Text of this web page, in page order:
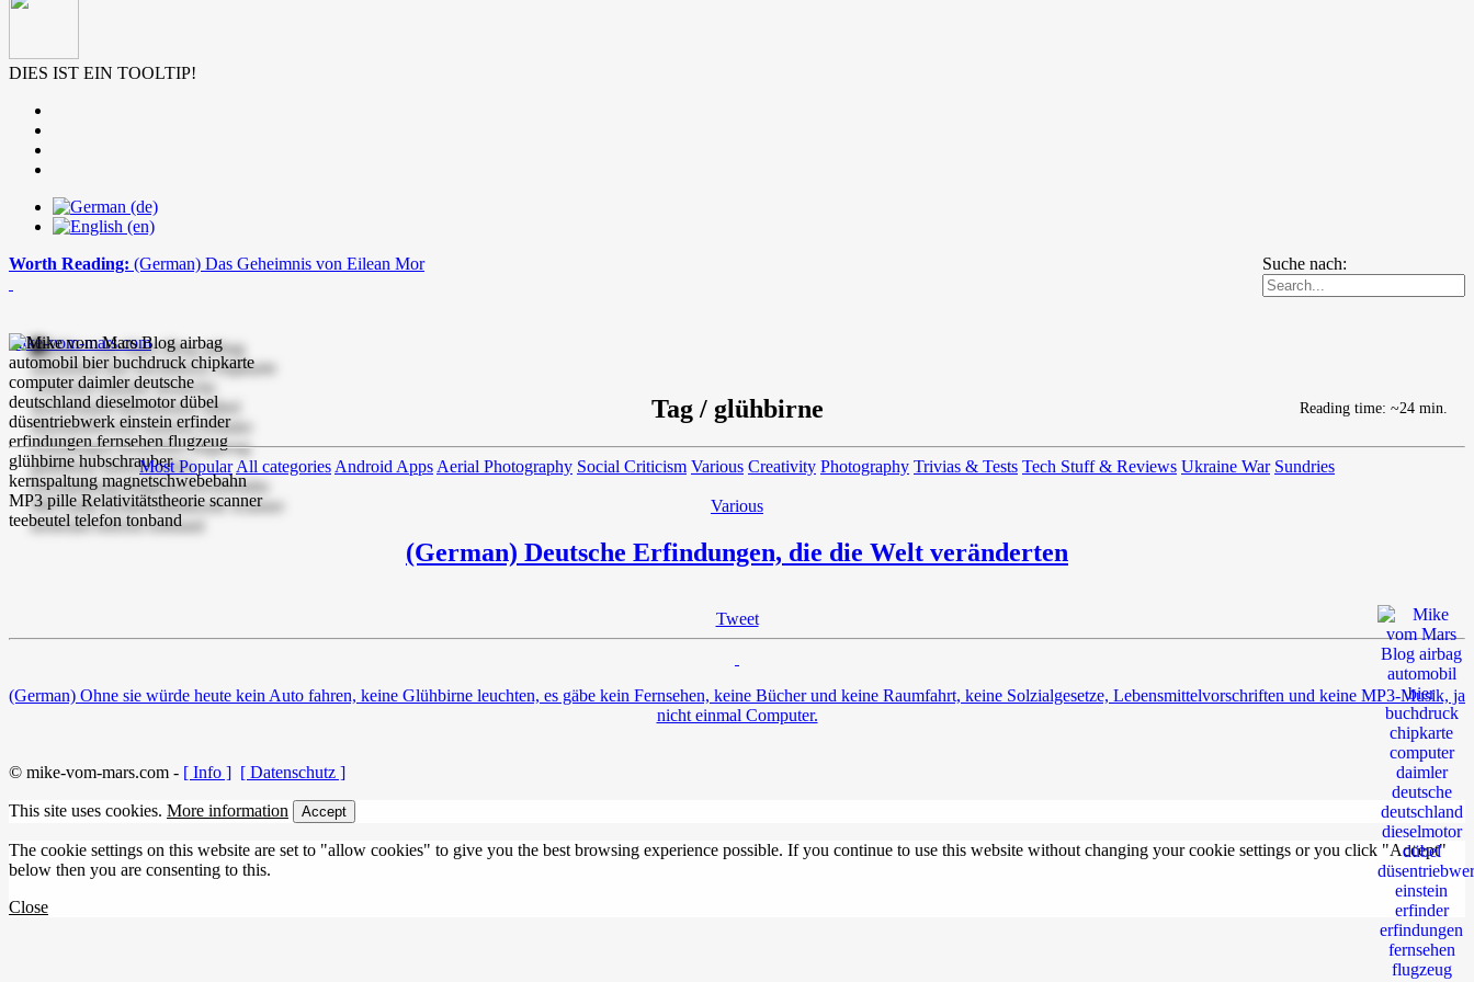
DIES IST EIN TOOLTIP!
Suche nach:
Worth Reading: (German) Das Geheimnis von Eilean Mor
mike-vom-mars.com
Tag / glühbirne
Most Popular All categories Android Apps Aerial Photography Social Criticism Various Creativity Photography Trivias & Tests Tech Stuff & Reviews Ukraine War Sundries
Various
(German) Deutsche Erfindungen, die die Welt veränderten
Tweet
Reading time: ~24 min.
(German) Ohne sie würde heute kein Auto fahren, keine Glühbirne leuchten, es gäbe kein Fernsehen, keine Bücher und keine Raumfahrt, keine Solzialgesetze, Lebensmittelvorschriften und keine MP3-Musik, ja
nicht einmal Computer.
© mike-vom-mars.com - [ Info ] [ Datenschutz ]
This site uses cookies. More information Accept
The cookie settings on this website are set to "allow cookies" to give you the best browsing experience possible. If you continue to use this website without changing your cookie settings or you click "Accept"
below then you are consenting to this.
Close